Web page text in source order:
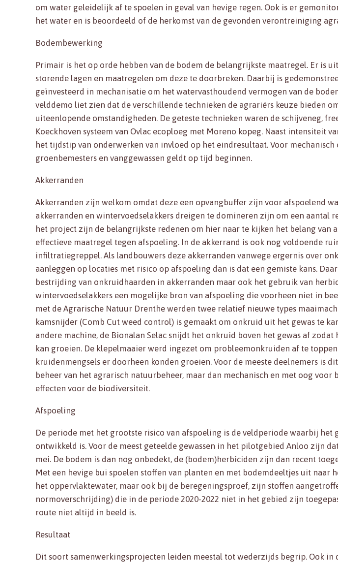
om water geleidelijk af te spoelen in geval van hevige regen. Ook is er
het water en is beoordeeld of de herkomst van de gevonden verontreiniging
Bodembewerking
Primair is het op orde hebben van de bodem de belangrijkste maatregel. Er is
storende lagen en maatregelen om deze te doorbreken. Daarbij is
geïnvesteerd in mechanisatie om het watervasthoudend vermogen van de
velddemo liet zien dat de verschillende technieken de agrariërs keuze bieden
uiteenlopende omstandigheden. De geteste technieken waren de schijveneg,
Koeckhoven systeem van Ovlac ecoploeg met Moreno kopeg. Naast intensiteit
het tijdstip van onderwerken van invloed op het eindresultaat. Voor mechanisch
groenbemesters en vanggewassen geldt op tijd beginnen.
Akkerranden
Akkerranden zijn welkom omdat deze een opvangbuffer zijn voor afspoelend
akkerranden en wintervoedselakkers dreigen te domineren zijn om een aantal
het project zijn de belangrijkste redenen om hier naar te kijken het belang van
effectieve maatregel tegen afspoeling. In de akkerrand is ook nog voldoende
infiltratiegreppel. Als landbouwers deze akkerranden vanwege ergernis over
aanleggen op locaties met risico op afspoeling dan is dat een gemiste kans.
bestrijding van onkruidhaarden in akkerranden maar ook het gebruik van
wintervoedselakkers een mogelijke bron van afspoeling die voorheen niet in
met de Agrarische Natuur Drenthe werden twee relatief nieuwe types
kamsnijder (Comb Cut weed control) is gemaakt om onkruid uit het gewas te
andere machine, de Bionalan Selac snijdt het onkruid boven het gewas af zodat
kan groeien. De klepelmaaier werd ingezet om probleemonkruiden af te
kruidenmengsels er doorheen konden groeien. Voor de meeste deelnemers is
beheer van het agrarisch natuurbeheer, maar dan mechanisch en met oog voor
effecten voor de biodiversiteit.
Afspoeling
De periode met het grootste risico van afspoeling is de veldperiode waarbij het
ontwikkeld is. Voor de meest geteelde gewassen in het pilotgebied Anloo zijn
mei. De bodem is dan nog onbedekt, de (bodem)herbiciden zijn dan recent
Met een hevige bui spoelen stoffen van planten en met bodemdeeltjes uit naar
het oppervlaktewater, maar ook bij de beregeningsproef, zijn stoffen
normoverschrijding) die in de periode 2020-2022 niet in het gebied zijn
route niet altijd in beeld is.
Resultaat
Dit soort samenwerkingsprojecten leiden meestal tot wederzijds begrip. Ook in